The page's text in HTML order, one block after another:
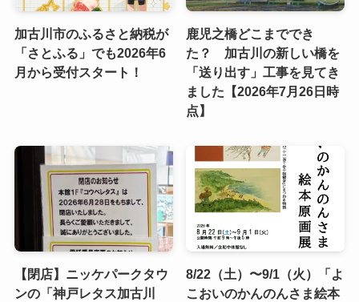
加古川市のふるさと納税が
「さとふる」でも2026年6
月から受付スタート！
鹿児之橋どこまででき
た？ 加古川の新しい橋を
「送り出す」工事を見てき
ました【2026年7月26日時
点】
【閉店】ニッケパークタウ
ンの「神戸レタス加古川
8/22（土）〜9/1（火）「よ
こおいのかんのんさま絵本